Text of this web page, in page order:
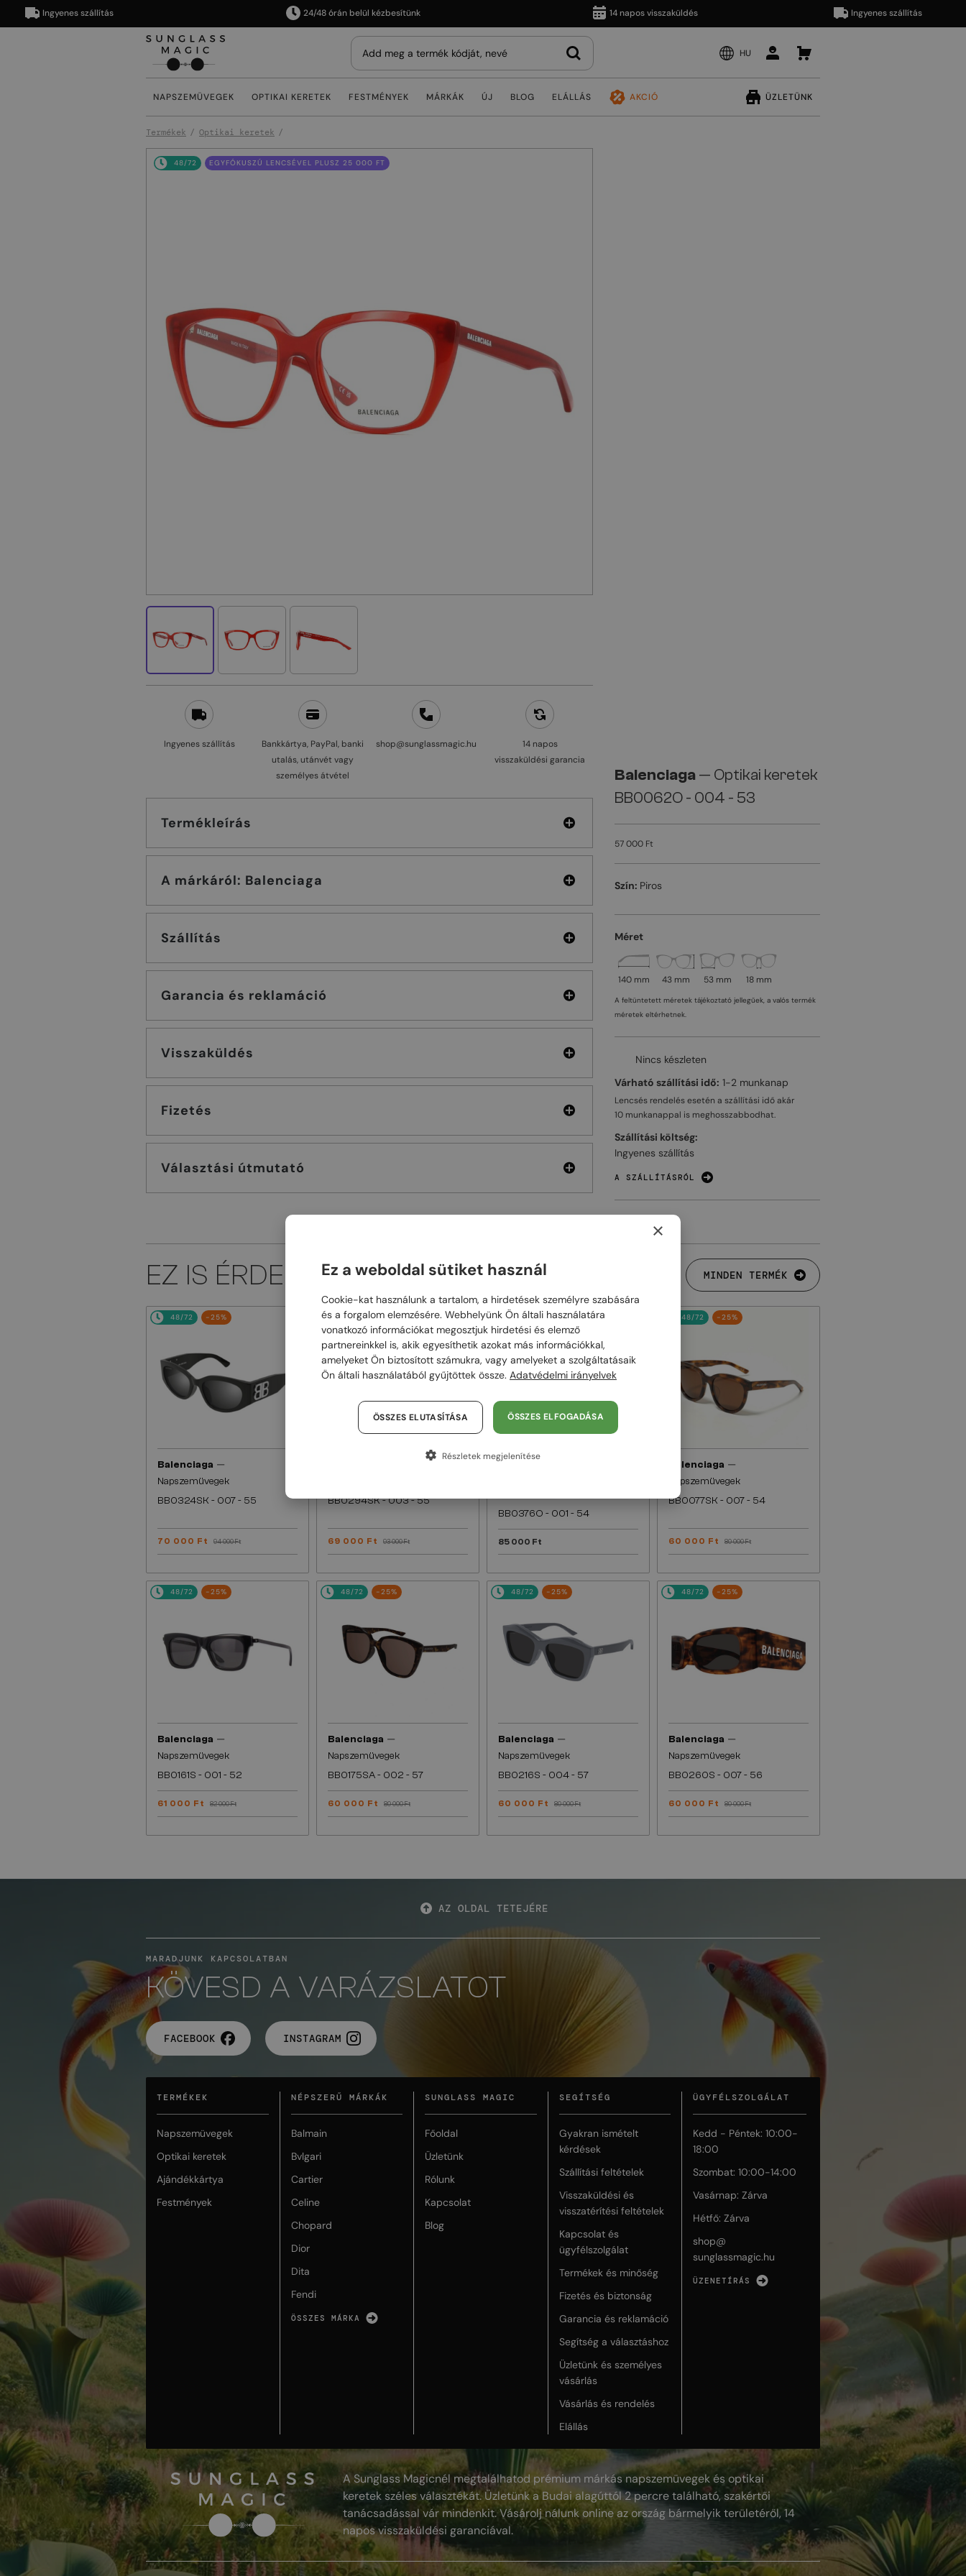
Ingyenes szállítás 24/48 órán belül kézbesítünk 14 napos visszaküldés Ingyenes szállítás
HU
NAPSZEMÜVEGEK OPTIKAI KERETEK FESTMÉNYEK MÁRKÁK ÚJ BLOG ELÁLLÁS AKCIÓ ÜZLETÜNK
Termékek Optikai keretek
48/72 EGYFÓKUSZÚ LENCSÉVEL PLUSZ 25 000 FT
Ingyenes szállítás
Bankkártya, PayPal, banki
utalás, utánvét vagy
személyes átvétel
shop@sunglassmagic.hu
14 napos
visszaküldési garancia
Termékleírás
A márkáról: Balenciaga
Szállítás
Garancia és reklamáció
Visszaküldés
Fizetés
Választási útmutató
Balenciaga— Optikai keretek
BB0062O - 004 - 53
57 000 Ft
Szín: Piros
Méret
140 mm 43 mm 53 mm 18 mm
A feltüntetett méretek tájékoztató jellegűek, a valós termék
méretek eltérhetnek.
Nincs készleten
Várható szállítási idő: 1-2 munkanap
Lencsés rendelés esetén a szállítási idő akár
10 munkanappal is meghosszabbodhat.
Szállítási költség:
Ingyenes szállítás
A SZÁLLÍTÁSRÓL
EZ IS ÉRDEKELHET MINDEN TERMÉK
48/72 -25%
Balenciaga —
Napszemüvegek
BB0324SK - 007 - 55
70 000 Ft 94 000 Ft
48/72 -25%
BB0294SK - 003 - 55
69 000 Ft 93 000 Ft
48/72
BB0376O - 001 - 54
85 000 Ft
48/72 -25%
Balenciaga —
Napszemüvegek
BB0077SK - 007 - 54
60 000 Ft 80 000 Ft
48/72 -25%
Balenciaga —
Napszemüvegek
BB0161S - 001 - 52
61 000 Ft 82 000 Ft
48/72 -25%
Balenciaga —
Napszemüvegek
BB0175SA - 002 - 57
60 000 Ft 80 000 Ft
48/72 -25%
Balenciaga —
Napszemüvegek
BB0216S - 004 - 57
60 000 Ft 80 000 Ft
48/72 -25%
Balenciaga —
Napszemüvegek
BB0260S - 007 - 56
60 000 Ft 80 000 Ft
AZ OLDAL TETEJÉRE
MARADJUNK KAPCSOLATBAN
KÖVESD A VARÁZSLATOT
FACEBOOK INSTAGRAM
TERMÉKEK
Napszemüvegek
Optikai keretek
Ajándékkártya
Festmények
NÉPSZERŰ MÁRKÁK
Balmain
Bvlgari
Cartier
Celine
Chopard
Dior
Dita
Fendi
ÖSSZES MÁRKA
SUNGLASS MAGIC
Főoldal
Üzletünk
Rólunk
Kapcsolat
Blog
SEGÍTSÉG
Gyakran ismételt
kérdések
Szállítási feltételek
Visszaküldési és
visszatérítési feltételek
Kapcsolat és
ügyfélszolgálat
Termékek és minőség
Fizetés és biztonság
Garancia és reklamáció
Segítség a választáshoz
Üzletünk és személyes
vásárlás
Vásárlás és rendelés
Elállás
ÜGYFÉLSZOLGÁLAT
Kedd - Péntek: 10:00-
18:00
Szombat: 10:00-14:00
Vasárnap: Zárva
Hétfő: Zárva
shop@
sunglassmagic.hu
ÜZENETÍRÁS
A Sunglass Magicnél megtalálhatod prémium márkás napszemüvegek és optikai
keretek széles választékát. Üzletünk a Budai alagúttól 2 percre található, szakértői
tanácsadással vár mindenkit. Vásárolj nálunk online az ország bármelyik területéről, 14
napos visszaküldési garanciával.
×
Ez a weboldal sütiket használ
Cookie-kat használunk a tartalom, a hirdetések személyre szabására
és a forgalom elemzésére. Webhelyünk Ön általi használatára
vonatkozó információkat megosztjuk hirdetési és elemző
partnereinkkel is, akik egyesíthetik azokat más információkkal,
amelyeket Ön biztosított számukra, vagy amelyeket a szolgáltatásaik
Ön általi használatából gyűjtöttek össze. Adatvédelmi irányelvek
ÖSSZES ELFOGADÁSA
ÖSSZES ELUTASÍTÁSA
Részletek megjelenítése